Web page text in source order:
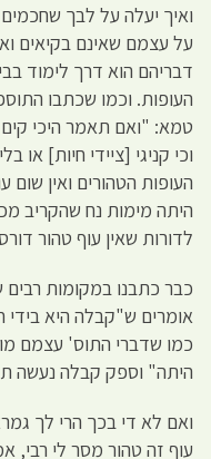
ואיך יעלה על לבך
על עצמם שאינם בקיאים
דבריהם הוא דרך לימוד
העופות. וכמו שכתבו
טמא: "ואם תאמר היכי
וכי קניגי [ציידי חיות]
העופות הטהורים ואין
היתה מימות נח שהקריב
לדורות שאין עוף טהור
כבר כתבנו במקומות רבים
אומרים ש"קבלה היא בידי
כמו שדברי התוס' עצמם
היתה" וספק קבלה נעשה
ואם לא די בכך הרי לך
עוף זה טהור מסר לי רבי,